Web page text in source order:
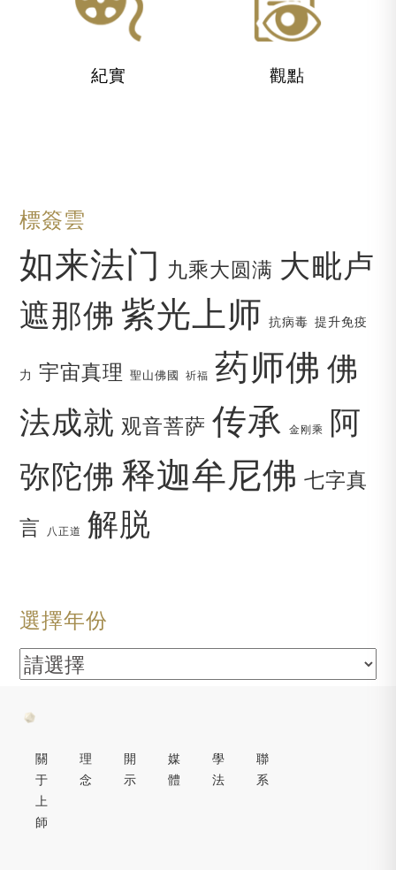
紀實 觀點
標簽雲
如来法门 九乘大圆满 大毗卢
遮那佛 紫光上师 抗病毒 提升免疫
力 宇宙真理 聖山佛國 祈福 药师佛 佛
法成就 观音菩萨 传承 金刚乘
阿
弥陀佛 释迦牟尼佛 七字真
言 八正道 解脱
選擇年份
關
于
上
師
理
念
開
示
媒
體
學
法
聯
系